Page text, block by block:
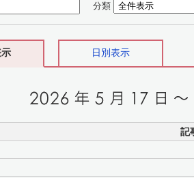
分類
日別表示
記